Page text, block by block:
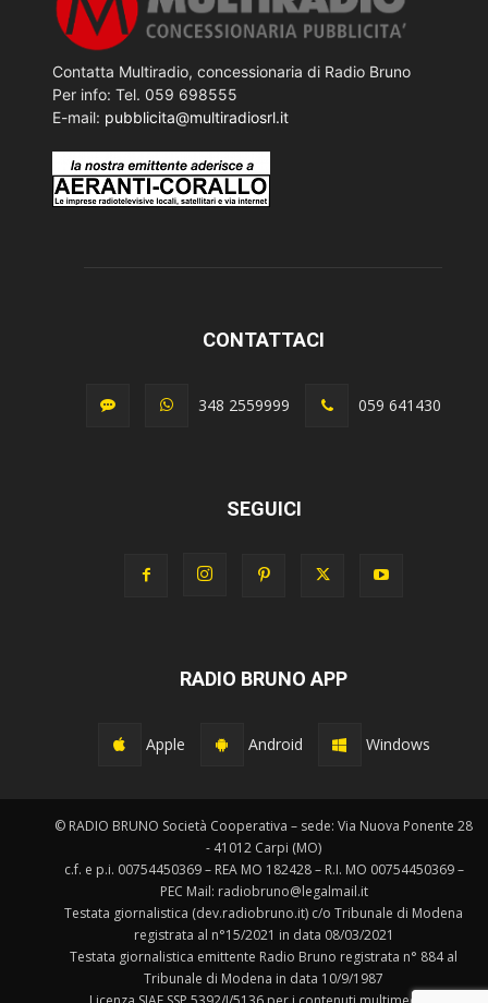
Contatta Multiradio, concessionaria di Radio Bruno
Per info: Tel. 059 698555
E-mail: pubblicita@multiradiosrl.it
CONTATTACI
348 2559999 059 641430
SEGUICI
RADIO BRUNO APP
Apple Android Windows
© RADIO BRUNO Società Cooperativa – sede: Via Nuova Ponente 28
- 41012 Carpi (MO)
c.f. e p.i. 00754450369 – REA MO 182428 – R.I. MO 00754450369 –
PEC Mail: radiobruno@legalmail.it
Testata giornalistica (dev.radiobruno.it) c/o Tribunale di Modena
registrata al n°15/2021 in data 08/03/2021
Testata giornalistica emittente Radio Bruno registrata n° 884 al
Tribunale di Modena in data 10/9/1987